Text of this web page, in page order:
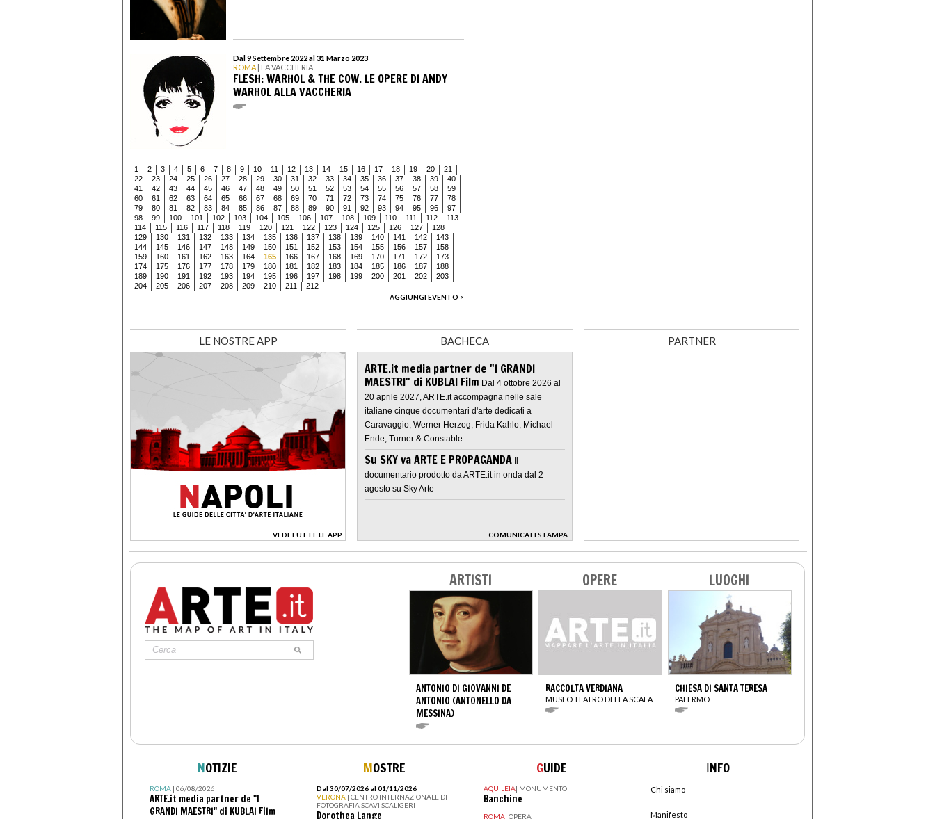
Dal 9 Settembre 2022 al 31 Marzo 2023
ROMA | LA VACCHERIA
FLESH: WARHOL & THE COW. LE OPERE DI ANDY
WARHOL ALLA VACCHERIA
1 2 3 4 5 6 7 8 9 10 11 12 13 14 15 16 17 18 19 20
21
22
23 24 25 26 27 28 29 30 31 32 33 34 35 36 37 38 39
40
41
42 43 44 45 46 47 48 49 50 51 52 53 54 55 56 57 58
59
60
61 62 63 64 65 66 67 68 69 70 71 72 73 74 75 76 77
78
79
80 81 82 83 84 85 86 87 88 89 90 91 92 93 94 95 96
97
98
99 100 101 102 103 104 105 106 107 108 109 110 111 112
113
114
115 116 117 118 119 120 121 122 123 124 125 126 127
128
129
130 131 132 133 134 135 136 137 138 139 140 141 142
143
144
145 146 147 148 149 150 151 152 153 154 155 156 157
158
159
160 161 162 163 164 165 166 167 168 169 170 171 172
173
174
175 176 177 178 179 180 181 182 183 184 185 186 187
188
189
190 191 192 193 194 195 196 197 198 199 200 201 202
203
204
205 206 207 208 209 210 211
212
AGGIUNGI EVENTO >
LE NOSTRE APP
VEDI TUTTE LE APP
>
BACHECA
ARTE.it media partner de "I GRANDI
MAESTRI" di KUBLAI Film Dal 4 ottobre 2026 al
20 aprile 2027, ARTE.it accompagna nelle sale
italiane cinque documentari d'arte dedicati a
Caravaggio, Werner Herzog, Frida Kahlo, Michael
Ende, Turner & Constable
Su SKY va ARTE E PROPAGANDA Il
documentario prodotto da ARTE.it in onda dal 2
agosto su Sky Arte
COMUNICATI STAMPA
>
PARTNER
ARTISTI
ANTONIO DI GIOVANNI DE
ANTONIO (ANTONELLO DA
MESSINA)
OPERE
RACCOLTA VERDIANA
MUSEO TEATRO DELLA SCALA
LUOGHI
CHIESA DI SANTA TERESA
PALERMO
NOTIZIE
ROMA| 06/08/2026
ARTE.it media partner de "I
GRANDI MAESTRI" di KUBLAI Film
MOSTRE
Dal 30/07/2026 al 01/11/2026
VERONA | CENTRO INTERNAZIONALE DI
FOTOGRAFIA SCAVI SCALIGERI
Dorothea Lange
GUIDE
AQUILEIA| MONUMENTO
Banchine
ROMA| OPERA
INFO
Chi siamo
Manifesto